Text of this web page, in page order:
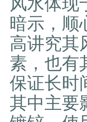
风水体现
暗示，顺
高讲究其
素，也有
保证长时
其中主要